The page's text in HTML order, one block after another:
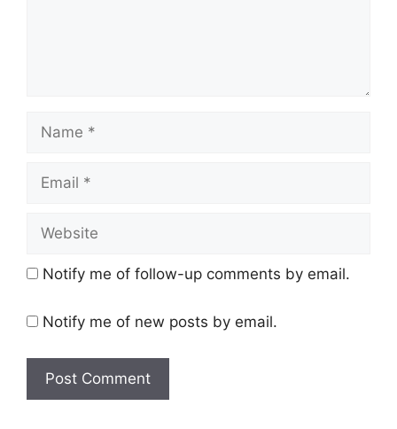
Name
Email
Website
Notify me of follow-up comments by email.
Notify me of new posts by email.